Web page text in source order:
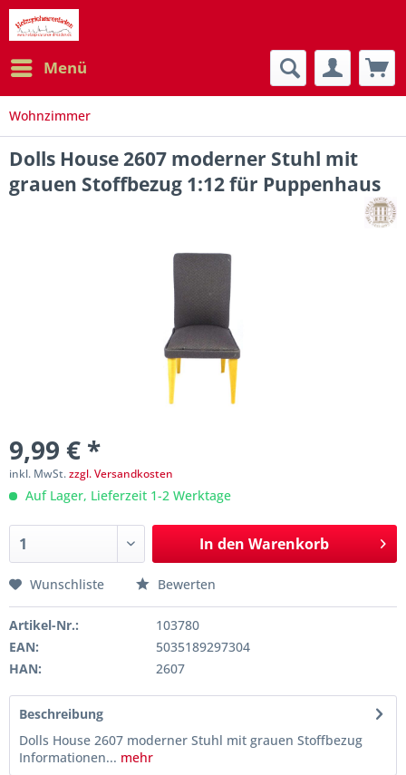
Menü
Wohnzimmer
Dolls House 2607 moderner Stuhl mit
grauen Stoffbezug 1:12 für Puppenhaus
9,99 € *
inkl. MwSt.zzgl. Versandkosten
Auf Lager, Lieferzeit 1-2 Werktage
In den Warenkorb
Wunschliste Bewerten
Artikel-Nr.:
103780
EAN:
5035189297304
HAN:
2607
Beschreibung
Dolls House 2607 moderner Stuhl mit grauen Stoffbezug
Informationen... mehr